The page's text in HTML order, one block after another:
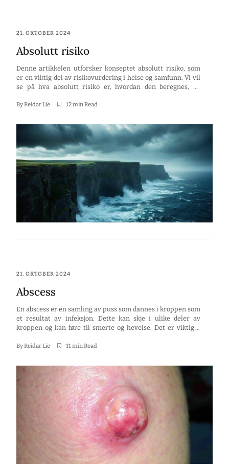
21. OKTOBER 2024
Absolutt risiko
Denne artikkelen utforsker konseptet absolutt risiko, som
er en viktig del av risikovurdering i helse og samfunn. Vi vil
se på hva absolutt risiko er, hvordan den beregnes, og
hverdagsliv. I tillegg vil vi diskutere hvordan livsstil,
Nøkkelpunkter Absolutt […]
ByReidar Lie 12 min Read
21. OKTOBER 2024
Abscess
En abscess er en samling av puss som dannes i kroppen som
et resultat av infeksjon. Dette kan skje i ulike deler av
kroppen og kan føre til smerte og hevelse. Det er viktig å
hvordan man kan behandle og forebygge den.
ByReidar Lie 11 min Read